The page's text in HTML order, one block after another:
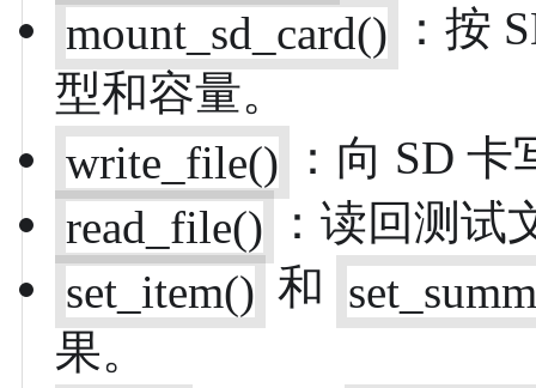
mount_sd_card()
：按
型和容量。
write_file()
：向 SD
read_file()
：读回测
set_item() 和
果。